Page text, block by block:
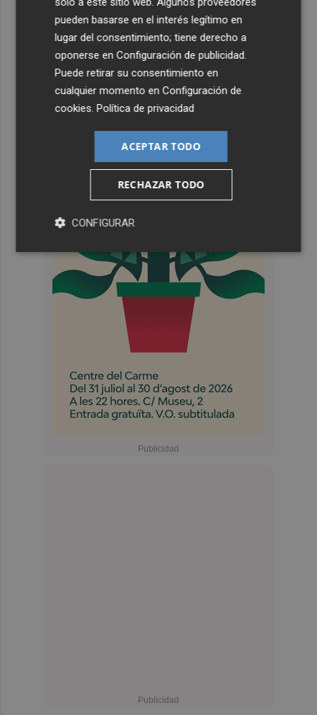
pueden basarse en el interés legítimo en
lugar del consentimiento; tiene derecho a
oponerse enConfiguración de publicidad.
Puede retirar su consentimiento en
cualquier momento enConfiguración de
cookies.Política de privacidad
ACEPTAR TODO
RECHAZAR TODO
CONFIGURAR